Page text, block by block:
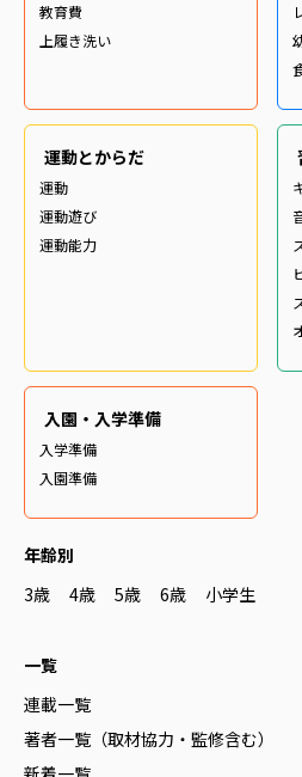
教育費
上履き洗い
運動とからだ
運動
運動遊び
運動能力
入園・入学準備
入学準備
入園準備
年齢別
3歳
4歳 5歳 6歳 小学生
一覧
連載一覧
著者一覧（取材協力・監修含む）